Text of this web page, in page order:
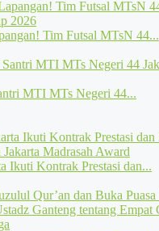
Tim Futsal MTsN 44...
MTI MTs Negeri 44...
Ikuti Kontrak Prestasi dan...